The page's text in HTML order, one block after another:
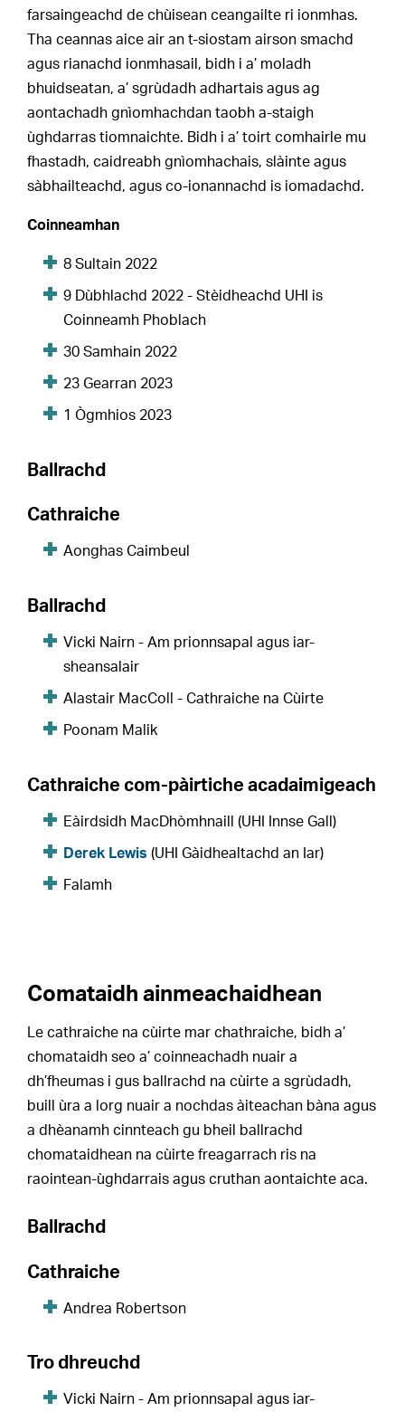
farsaingeachd de chùisean ceangailte ri ionmhas.
Tha ceannas aice air an t-siostam airson smachd
agus rianachd ionmhasail, bidh i a’ moladh
bhuidseatan, a’ sgrùdadh adhartais agus ag
aontachadh gnìomhachdan taobh a-staigh
ùghdarras tiomnaichte. Bidh i a’ toirt comhairle mu
fhastadh, caidreabh gnìomhachais, slàinte agus
sàbhailteachd, agus co-ionannachd is iomadachd.
Coinneamhan
8 Sultain 2022
9 Dùbhlachd 2022 - Stèidheachd UHI is
Coinneamh Phoblach
30 Samhain 2022
23 Gearran 2023
1 Ògmhios 2023
Ballrachd
Cathraiche
Aonghas Caimbeul
Ballrachd
Vicki Nairn - Am prionnsapal agus iar-
sheansalair
Alastair MacColl - Cathraiche na Cùirte
Poonam Malik
Cathraiche com-pàirtiche acadaimigeach
Eàirdsidh MacDhòmhnaill (UHI Innse Gall)
Derek Lewis (UHI Gàidhealtachd an Iar)
Falamh
Comataidh ainmeachaidhean
Le cathraiche na cùirte mar chathraiche, bidh a’
chomataidh seo a’ coinneachadh nuair a
dh’fheumas i gus ballrachd na cùirte a sgrùdadh,
buill ùra a lorg nuair a nochdas àiteachan bàna agus
a dhèanamh cinnteach gu bheil ballrachd
chomataidhean na cùirte freagarrach ris na
raointean-ùghdarrais agus cruthan aontaichte aca.
Ballrachd
Cathraiche
Andrea Robertson
Tro dhreuchd
Vicki Nairn - Am prionnsapal agus iar-